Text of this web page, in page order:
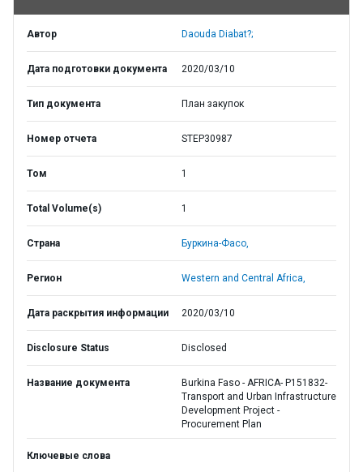
Автор Daouda Diabat?;
Дата подготовки документа 2020/03/10
Тип документа План закупок
Номер отчета STEP30987
Том 1
Total Volume(s) 1
Страна Буркина-Фасо,
Регион Western and Central Africa,
Дата раскрытия информации 2020/03/10
Disclosure Status Disclosed
Название документа
Burkina Faso - AFRICA- P151832-
Transport and Urban Infrastructure
Development Project -
Procurement Plan
Ключевые слова